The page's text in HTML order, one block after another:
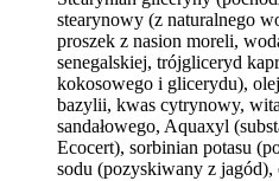
stearynowy (z naturalnego
proszek z nasion moreli,
senegalskiej, trójgliceryd
kokosowego i glicerydu),
bazylii, kwas cytrynowy,
sandałowego, Aquaxyl
Ecocert), sorbinian potasu
sodu (pozyskiwany z jagód),